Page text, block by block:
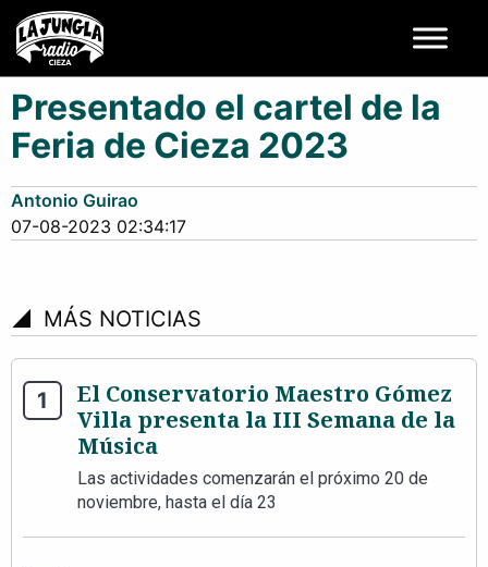
Presentado el cartel de la
Feria de Cieza 2023
Antonio Guirao
07-08-2023 02:34:17
signal_cellular_4_bar MÁS NOTICIAS
El Conservatorio Maestro Gómez
Villa presenta la III Semana de la
Música
Las actividades comenzarán el próximo 20 de
noviembre, hasta el día 23